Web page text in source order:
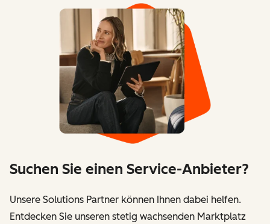
Suchen Sie einen Service-Anbieter?
Unsere Solutions Partner können Ihnen dabei helfen.
Entdecken Sie unseren stetig wachsenden Marktplatz